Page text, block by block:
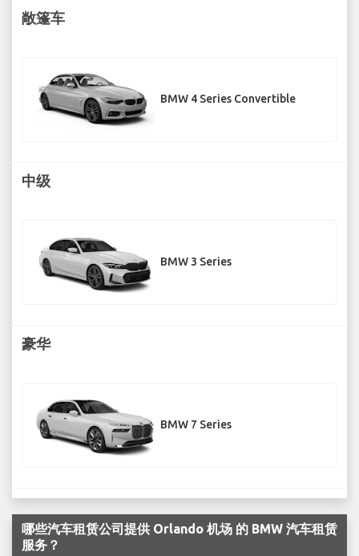
敞篷车
BMW 4 Series Convertible
中级
BMW 3 Series
豪华
BMW 7 Series
哪些汽车租赁公司提供 Orlando 机场 的 BMW 汽车租赁
服务？